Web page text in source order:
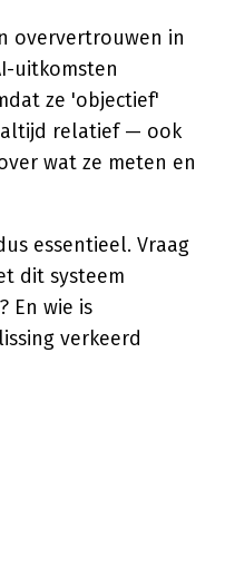
oververtrouwen in
uitkomsten
ze 'objectief'
altijd relatief — ook
wat ze meten en
essentieel. Vraag
dit systeem
En wie is
verkeerd